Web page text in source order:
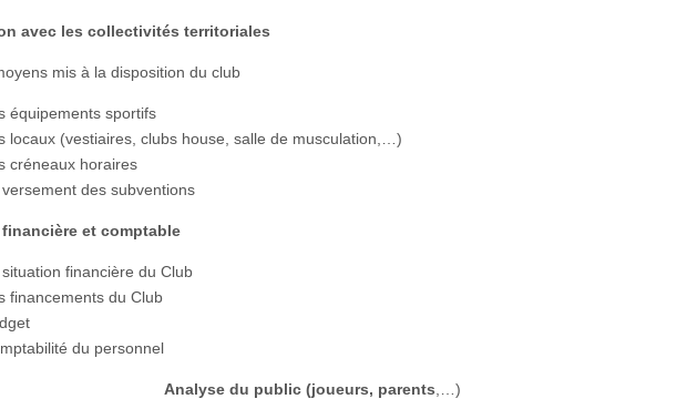
avec les collectivités territoriales
mis à la disposition du club
équipements sportifs
locaux (vestiaires, clubs house, salle de musculation,…)
créneaux horaires
versement des subventions
et comptable
situation financière du Club
financements du Club
du personnel
Analyse du public (joueurs, parents ,…)